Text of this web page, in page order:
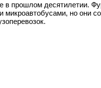
в прошлом десятилетии.
но они